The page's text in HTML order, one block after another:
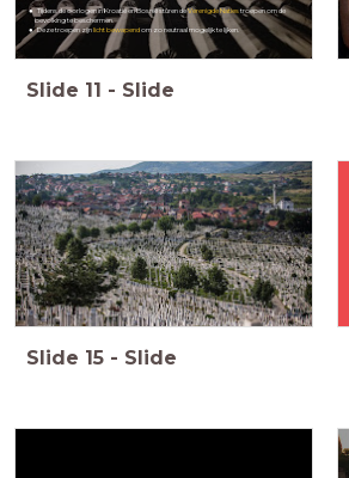
Tijdens de oorlogen in Kroatië en Bosnië sturen deVerenigde Natiestroepen om de
bevolking te beschermen.
Deze troepen zijn licht bewapendom zo neutraal mogelijk te lijken.
Slide 11 - Slide
Slide 15 - Slide